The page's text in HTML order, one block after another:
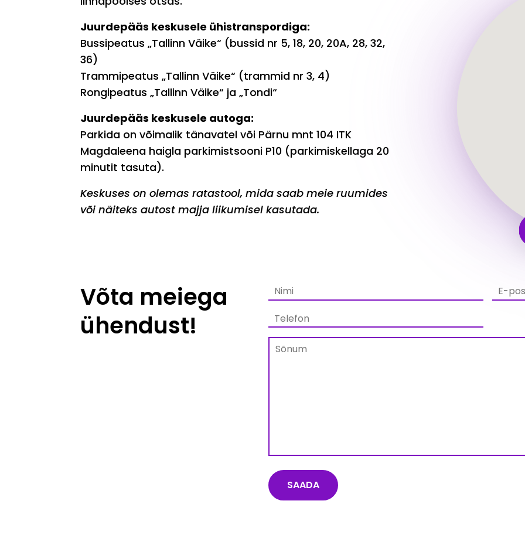
Juurdepääs keskusele ühistranspordiga:
Bussipeatus „Tallinn Väike“ (bussid nr 5, 18, 20, 20A, 28, 32,
36)
Trammipeatus „Tallinn Väike“ (trammid nr 3, 4)
Rongipeatus „Tallinn Väike“ ja „Tondi“
Juurdepääs keskusele autoga:
Parkida on võimalik tänavatel või Pärnu mnt 104 ITK
Magdaleena haigla parkimistsooni P10 (parkimiskellaga 20
minutit tasuta).
Keskuses on olemas ratastool, mida saab meie ruumides
või näiteks autost majja liikumisel kasutada.
Võta meiega
ühendust!